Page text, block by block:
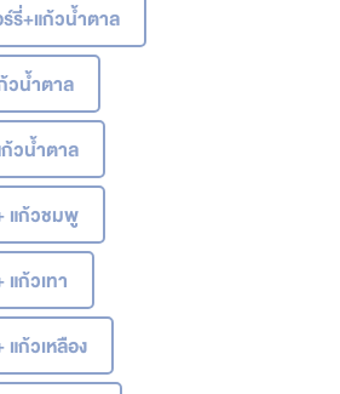
รี่+แก้วน้ำตาล
วน้ำตาล
วน้ำตาล
แก้วชมพู
แก้วเทา
แก้วเหลือง